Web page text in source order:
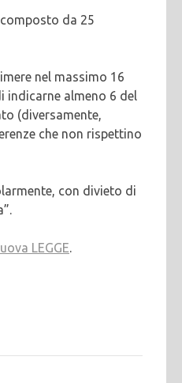
da 25
nel massimo 16
indicarne almeno 6 del
(diversamente,
che non rispettino
con divieto di
LEGGE.